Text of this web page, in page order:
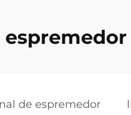
de espremedor